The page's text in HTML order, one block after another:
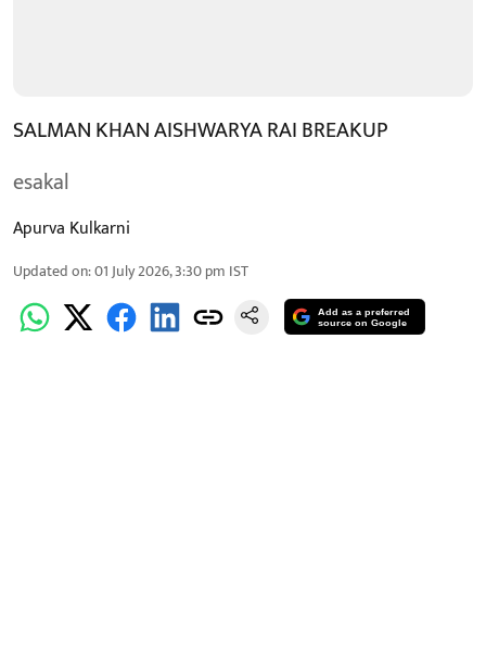
SALMAN KHAN AISHWARYA RAI BREAKUP
esakal
Apurva Kulkarni
Updated on:01 July 2026, 3:30 pm IST
Add as a preferred
source on Google